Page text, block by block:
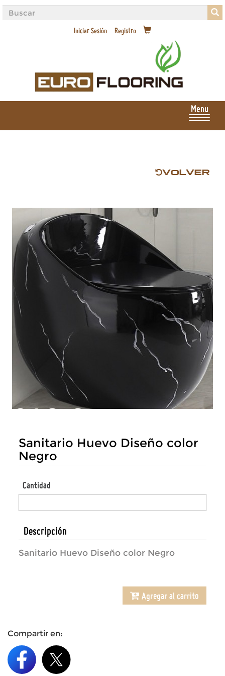
Iniciar Sesión Registro
Menu
VOLVER
Sanitario Huevo Diseño color
Negro
Cantidad
Descripción
Sanitario Huevo Diseño color Negro
Agregar al carrito
Compartir en: